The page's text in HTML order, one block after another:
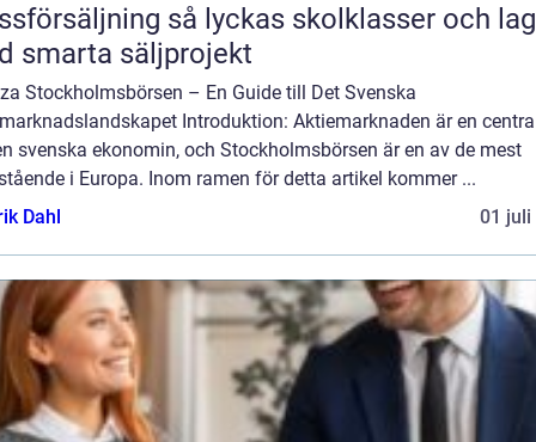
så lyckas skolklasser och lag
smarta säljprojekt
Stockholmsbörsen – En Guide till Det Svenska
Introduktion: Aktiemarknaden är en
svenska ekonomin, och Stockholmsbörsen är en av de mest
i Europa. Inom ramen för detta artikel kommer ...
Dahl
01 juli